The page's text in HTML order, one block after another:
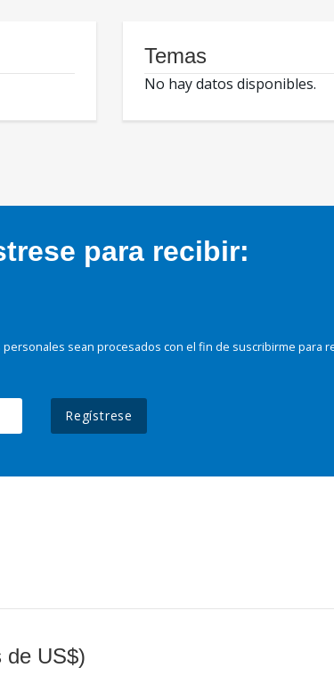
Temas
No hay datos disponibles.
para recibir:
sean procesados con el fin de suscribirme para
Regístrese
de US$)